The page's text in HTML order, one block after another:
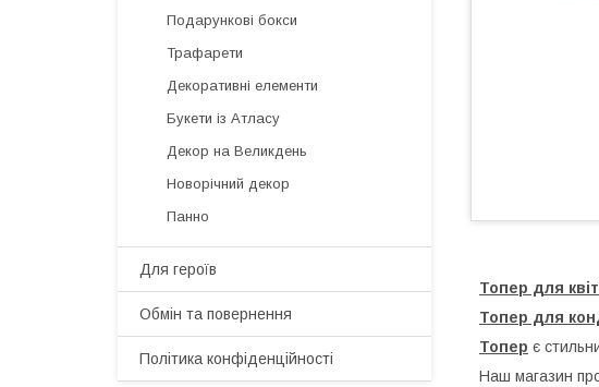
Топер для
Топер для
Топер є
Наш магазин
Подарункові бокси
Трафарети
Декоративні елементи
Букети із Атласу
Декор на Великдень
Новорічний декор
Панно
Для героїв
Обмін та повернення
Політика конфіденційності